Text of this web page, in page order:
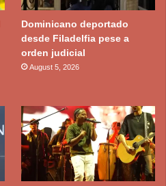
Dominicano deportado
desde Filadelfia pese a
orden judicial
August 5, 2026